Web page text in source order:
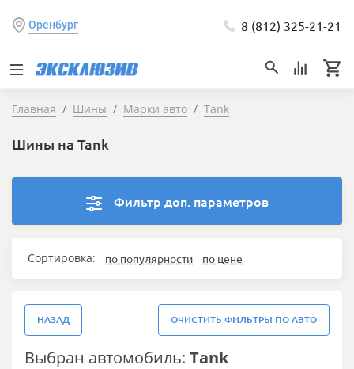
Оренбург 8 (812) 325-21-21
Главная Шины Марки авто Tank
Шины на Tank
Фильтр доп. параметров
Сортировка: по популярности по цене
НАЗАД ОЧИСТИТЬ ФИЛЬТРЫ ПО АВТО
Выбран автомобиль: Tank